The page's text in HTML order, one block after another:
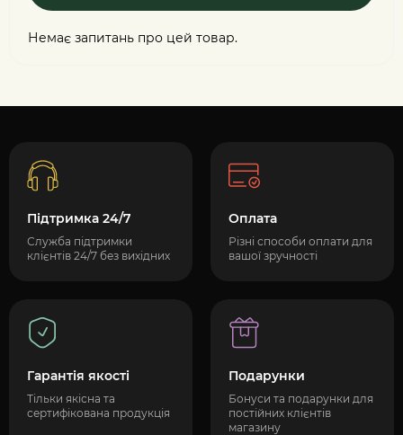
Немає запитань про цей товар.
Підтримка 24/7
Служба підтримки
клієнтів 24/7 без вихідних
Оплата
Різні способи оплати для
вашої зручності
Гарантія якості
Тільки якісна та
сертифікована продукція
Подарунки
Бонуси та подарунки для
постійних клієнтів
магазину